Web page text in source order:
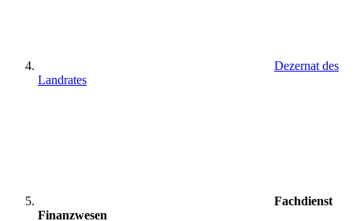
Dezernat des
Landrates
Fachdienst
Finanzwesen